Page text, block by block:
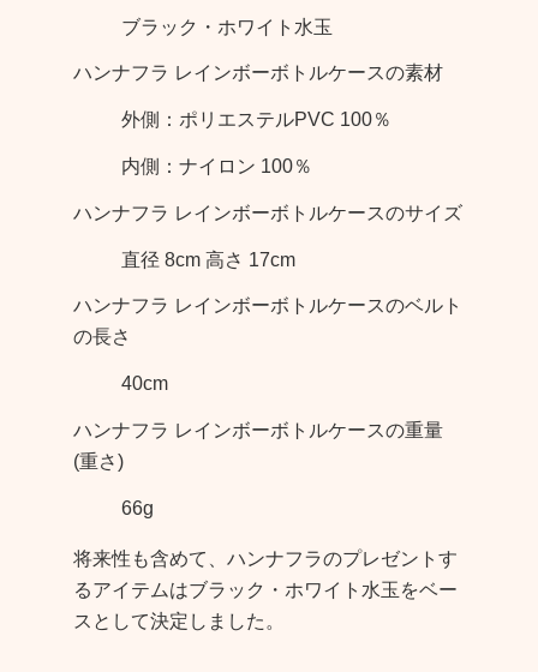
ブラック・ホワイト水玉
ハンナフラ レインボーボトルケースの素材
外側：ポリエステルPVC 100％
内側：ナイロン 100％
ハンナフラ レインボーボトルケースのサイズ
直径 8cm 高さ 17cm
ハンナフラ レインボーボトルケースのベルト
の長さ
40cm
ハンナフラ レインボーボトルケースの重量
(重さ)
66g
将来性も含めて、ハンナフラのプレゼントす
るアイテムはブラック・ホワイト水玉 をベー
スとして決定しました。